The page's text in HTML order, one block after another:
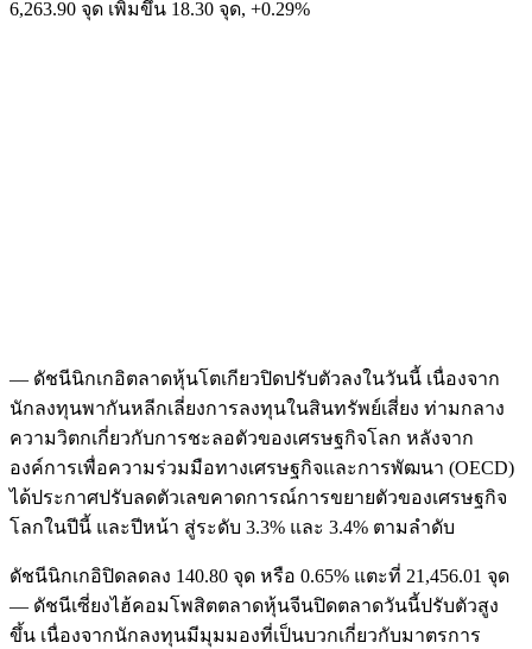
6,263.90 จุด เพิ่มขึ้น 18.30 จุด, +0.29%
— ดัชนีนิกเกอิตลาดหุ้นโตเกียวปิดปรับตัวลงในวันนี้ เนื่องจาก
นักลงทุนพากันหลีกเลี่ยงการลงทุนในสินทรัพย์เสี่ยง ท่ามกลาง
ความวิตกเกี่ยวกับการชะลอตัวของเศรษฐกิจโลก หลังจาก
องค์การเพื่อความร่วมมือทางเศรษฐกิจและการพัฒนา (OECD)
ได้ประกาศปรับลดตัวเลขคาดการณ์การขยายตัวของเศรษฐกิจ
โลกในปีนี้ และปีหน้า สู่ระดับ 3.3% และ 3.4% ตามลำดับ
ดัชนีนิกเกอิปิดลดลง 140.80 จุด หรือ 0.65% แตะที่ 21,456.01 จุด
— ดัชนีเซี่ยงไฮ้คอมโพสิตตลาดหุ้นจีนปิดตลาดวันนี้ปรับตัวสูง
ขึ้น เนื่องจากนักลงทุนมีมุมมองที่เป็นบวกเกี่ยวกับมาตรการ